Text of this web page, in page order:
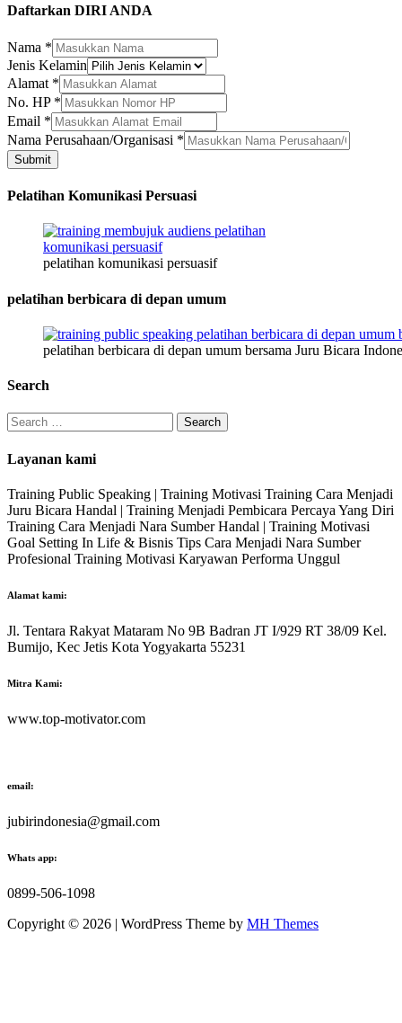
Daftarkan DIRI ANDA
Nama *
Jenis Kelamin
Alamat *
No. HP *
Email
No.
Alamat
Email *
Nama Perusahaan/Organisasi *
Submit
Pelatihan Komunikasi Persuasi
pelatihan komunikasi persuasif
pelatihan berbicara di depan umum
pelatihan berbicara di depan umum bersama Juru Bicara
Search
Search
for:
Layanan kami
Training Public Speaking | Training Motivasi Training Cara Menjadi
Juru Bicara Handal | Training Menjadi Pembicara Percaya Yang Diri
Training Cara Menjadi Nara Sumber Handal | Training Motivasi
Goal Setting In Life & Bisnis Tips Cara Menjadi Nara Sumber
Profesional Training Motivasi Karyawan Performa Unggul
Alamat kami:
Jl. Tentara Rakyat Mataram No 9B Badran JT I/929 RT 38/09 Kel.
Bumijo, Kec Jetis Kota Yogyakarta 55231
Mitra Kami:
www.top-motivator.com
email:
jubirindonesia@gmail.com
Whats app:
0899-506-1098
Copyright © 2026 | WordPress Theme by MH Themes